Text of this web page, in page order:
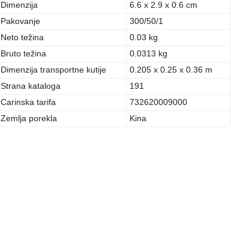
Dimenzija
6.6 x 2.9 x 0.6 cm
Pakovanje
300/50/1
Neto težina
0.03 kg
Bruto težina
0.0313 kg
Dimenzija transportne kutije
0.205 x 0.25 x 0.36 m
Strana kataloga
191
Carinska tarifa
732620009000
Zemlja porekla
Kina